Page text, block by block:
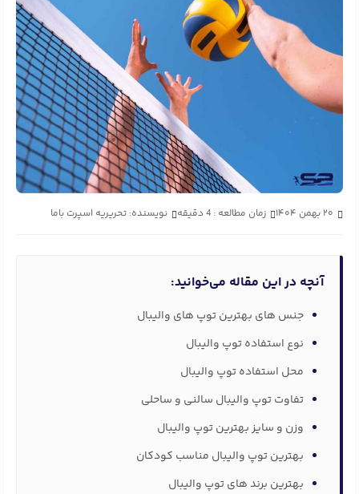
۲۰ بهمن ۱۴۰۴ زمان مطالعه : 4 دقیقه نویسنده: تحریریه اسپرت باما
آنچه در این مقاله می‌خوانید:
جنس های بهترین توپ های والیبال
نوع استفاده توپ والیبال
محل استفاده توپ والیبال
تفاوت توپ والیبال سالنی و ساحلی
وزن و سایز بهترین توپ والیبال
بهترین توپ والیبال مناسب کودکان
بهترین برند های توپ والیبال